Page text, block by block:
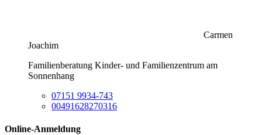
Carmen
Joachim
Familienberatung Kinder- und Familienzentrum am
Sonnenhang
07151 9934-743
00491628270316
Online-Anmeldung